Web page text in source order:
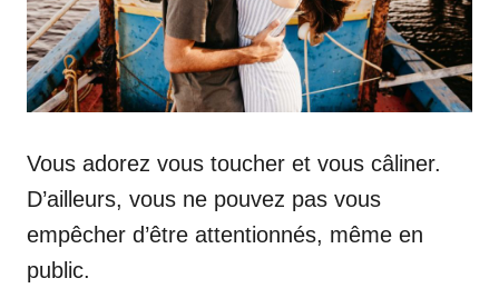
Vous adorez vous toucher et vous câliner.
D’ailleurs, vous ne pouvez pas vous
empêcher d’être attentionnés, même en
public.